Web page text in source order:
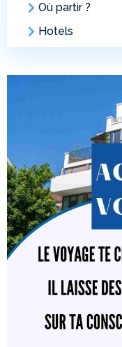
Où partir ?
Hotels